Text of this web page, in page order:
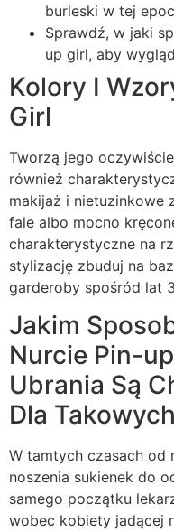
burleski w tej
Sprawdź, w jaki
up girl, aby
Kolory I
Girl
Tworzą jego
również
makijaż i nietuzinkowe
fale albo mocno
charakterystyczne na
stylizację zbuduj na
garderoby spośród lat
Jakim
Nurcie Pin-
Ubrania Są
Dla
W tamtych czasach od
noszenia sukienek do
samego początku
wobec kobiety jadącej